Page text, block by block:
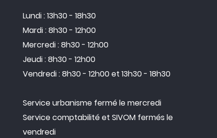
Lundi : 13h30 - 18h30
Mardi : 8h30 - 12h00
Mercredi : 8h30 - 12h00
Jeudi : 8h30 - 12h00
Vendredi : 8h30 - 12h00 et 13h30 - 18h30
Service urbanisme fermé le mercredi
Service comptabilité et SIVOM fermés le
vendredi